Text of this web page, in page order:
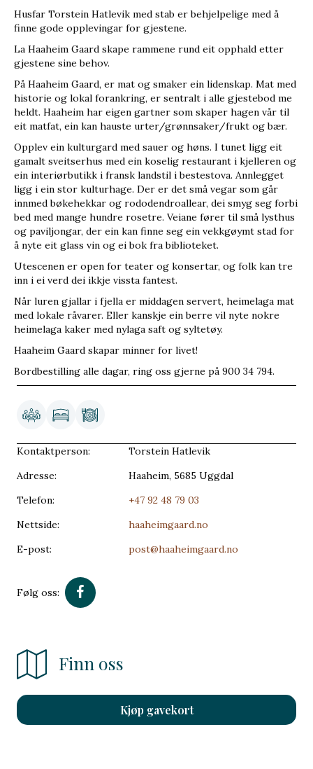
Kontaktperson:
Torstein Hatlevik
Adresse:
Haaheim, 5685 Uggdal
Telefon:
+47 92 48 79 03
Nettside:
haaheimgaard.no
E-post:
post@haaheimgaard.no
Følg oss:
Finn oss
Kjøp gavekort
Husfar Torstein Hatlevik med stab er behjelpelige med å
finne gode opplevingar for gjestene.
La Haaheim Gaard skape rammene rund eit opphald etter
gjestene sine behov.
På Haaheim Gaard, er mat og smaker ein lidenskap. Mat med
historie og lokal forankring, er sentralt i alle gjestebod me
heldt. Haaheim har eigen gartner som skaper hagen vår til
eit matfat, ein kan hauste urter/grønnsaker/frukt og bær.
Opplev ein kulturgard med sauer og høns. I tunet ligg eit
gamalt sveitserhus med ein koselig restaurant i kjelleren og
ein interiørbutikk i fransk landstil i bestestova. Annlegget
ligg i ein stor kulturhage. Der er det små vegar som går
innmed bøkehekkar og rododendroallear, dei smyg seg forbi
bed med mange hundre rosetre. Veiane fører til små lysthus
og paviljongar, der ein kan finne seg ein vekkgøymt stad for
å nyte eit glass vin og ei bok fra biblioteket.
Utescenen er open for teater og konsertar, og folk kan tre
inn i ei verd dei ikkje vissta fantest.
Når luren gjallar i fjella er middagen servert, heimelaga mat
med lokale råvarer. Eller kanskje ein berre vil nyte nokre
heimelaga kaker med nylaga saft og syltetøy.
Haaheim Gaard skapar minner for livet!
Bordbestilling alle dagar, ring oss gjerne på 900 34 794.